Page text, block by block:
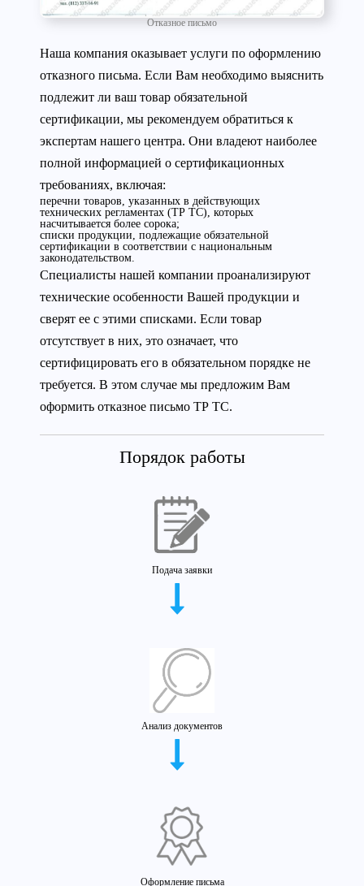
Отказное письмо
Наша компания оказывает услуги по оформлению
отказного письма. Если Вам необходимо выяснить
подлежит ли ваш товар обязательной
сертификации, мы рекомендуем обратиться к
экспертам нашего центра. Они владеют наиболее
полной информацией о сертификационных
требованиях, включая:
перечни товаров, указанных в действующих
технических регламентах (ТР ТС), которых
насчитывается более сорока;
списки продукции, подлежащие обязательной
сертификации в соответствии с национальным
законодательством.
Специалисты нашей компании проанализируют
технические особенности Вашей продукции и
сверят ее с этими списками. Если товар
отсутствует в них, это означает, что
сертифицировать его в обязательном порядке не
требуется. В этом случае мы предложим Вам
оформить отказное письмо ТР ТС.
Порядок работы
Подача заявки
Анализ документов
Оформление письма